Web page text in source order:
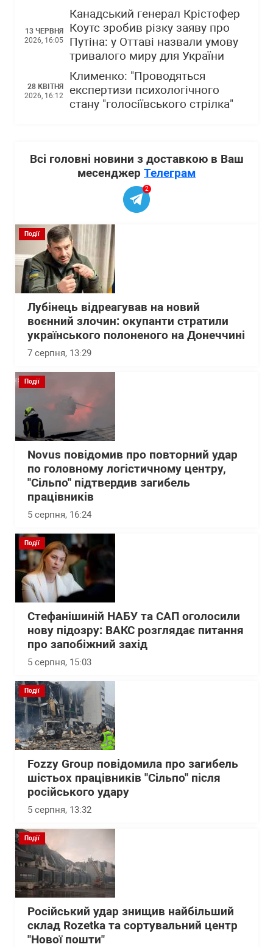
13 ЧЕРВНЯ
2026, 16:05
Канадський генерал Крістофер
Коутс зробив різку заяву про
Путіна: у Оттаві назвали умову
тривалого миру для України
28 КВІТНЯ
2026, 16:12
Клименко: "Проводяться
експертизи психологічного
стану "голосіївського стрілка"
Всі головні новини з доставкою в Ваш
месенджер Телеграм
2
Події
Лубінець відреагував на новий
воєнний злочин: окупанти стратили
українського полоненого на Донеччині
7 серпня, 13:29
Події
Novus повідомив про повторний удар
по головному логістичному центру,
"Сільпо" підтвердив загибель
працівників
5 серпня, 16:24
Події
Стефанішиній НАБУ та САП оголосили
нову підозру: ВАКС розглядає питання
про запобіжний захід
5 серпня, 15:03
Події
Fozzy Group повідомила про загибель
шістьох працівників "Сільпо" після
російського удару
5 серпня, 13:32
Події
Російський удар знищив найбільший
склад Rozetka та сортувальний центр
"Нової пошти"